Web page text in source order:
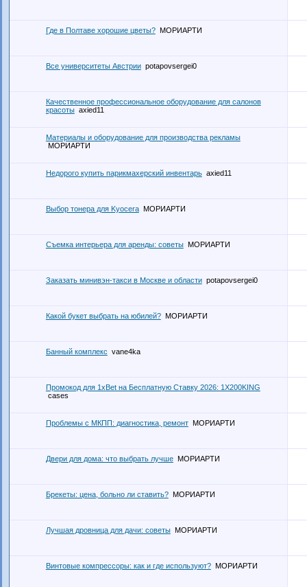
Где в Полтаве хорошие цветы? МОРИАРТИ
Все университеты Австрии potapovsergei0
Качественное профессиональное оборудование для салонов
красоты axied11
Материалы и оборудование для производства рекламы
МОРИАРТИ
Недорого купить парикмахерский инвентарь axied11
Выбор тонера для Kyocera МОРИАРТИ
Съемка интерьера для аренды: советы МОРИАРТИ
Заказать минивэн-такси в Москве и области potapovsergei0
Какой букет выбрать на юбилей? МОРИАРТИ
Банный комплекс vane4ka
Промокод для 1xBet на Бесплатную Ставку 2026: 1X200KING
cases
Проблемы с МКПП: диагностика, ремонт МОРИАРТИ
Двери для дома: что выбрать лучше МОРИАРТИ
Брекеты: цена, больно ли ставить? МОРИАРТИ
Лучшая дровница для дачи: советы МОРИАРТИ
Винтовые компрессоры: как и где используют? МОРИАРТИ